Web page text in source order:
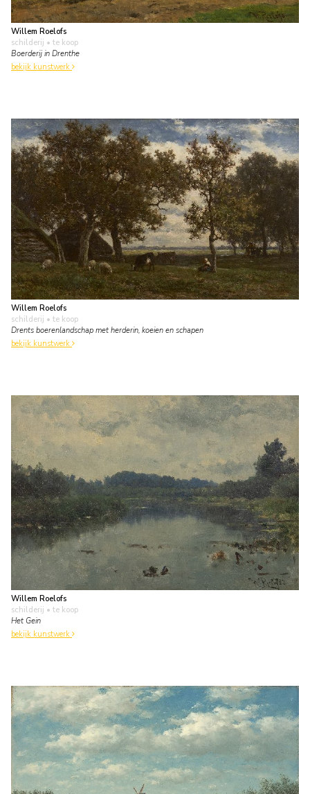
Willem Roelofs
schilderij • te koop
Boerderij in Drenthe
bekijk kunstwerk
Willem Roelofs
schilderij • te koop
Drents boerenlandschap met herderin, koeien en schapen
bekijk kunstwerk
Willem Roelofs
schilderij • te koop
Het Gein
bekijk kunstwerk